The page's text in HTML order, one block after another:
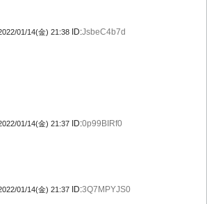
01/14(金) 21:38 ID:JsbeC4b7d
01/14(金) 21:37 ID:0p99BIRf0
01/14(金) 21:37 ID:3Q7MPYJS0